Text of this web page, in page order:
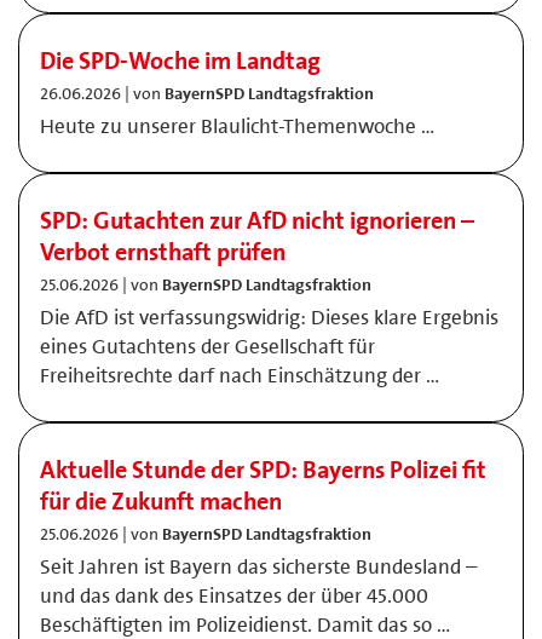
Die SPD-Woche im Landtag
26.06.2026 | von BayernSPD Landtagsfraktion
Heute zu unserer Blaulicht-Themenwoche …
SPD: Gutachten zur AfD nicht ignorieren –
Verbot ernsthaft prüfen
25.06.2026 | von BayernSPD Landtagsfraktion
Die AfD ist verfassungswidrig: Dieses klare Ergebnis
eines Gutachtens der Gesellschaft für
Freiheitsrechte darf nach Einschätzung der …
Aktuelle Stunde der SPD: Bayerns Polizei fit
für die Zukunft machen
25.06.2026 | von BayernSPD Landtagsfraktion
Seit Jahren ist Bayern das sicherste Bundesland –
und das dank des Einsatzes der über 45.000
Beschäftigten im Polizeidienst. Damit das so …